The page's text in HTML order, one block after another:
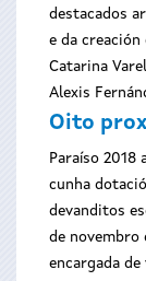
destacados
e da creación
Catarina
Alexis
Oito
Paraíso
cunha
devanditos
de novembro
encargada